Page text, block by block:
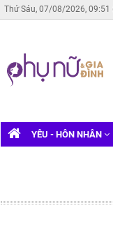
Thứ Sáu, 07/08/2026, 09:51
YÊU - HÔN NHÂN